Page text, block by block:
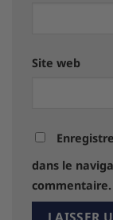
Site web
dans le
commentaire.